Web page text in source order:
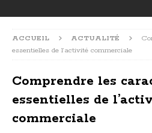
ACCUEIL ACTUALITÉ
essentielles de l’activité commerciale
Comprendre les
essentielles de
commerciale